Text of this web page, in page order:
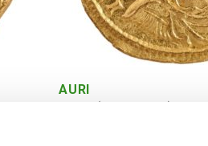
AURI
Siscia (actual Sisak). 283-